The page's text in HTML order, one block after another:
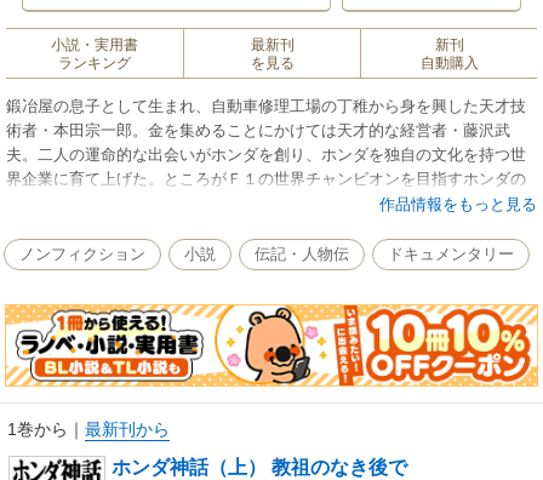
小説・実用書
ランキング
最新刊
を見る
新刊
自動購入
鍛冶屋の息子として生まれ、自動車修理工場の丁稚から身を興した天才技
術者・本田宗一郎。金を集めることにかけては天才的な経営者・藤沢武
夫。二人の運命的な出会いがホンダを創り、ホンダを独自の文化を持つ世
界企業に育て上げた。ところがＦ１の世界チャンピオンを目指すホンダの
足元を欠陥車騒動が揺るがした。藤沢は、水冷エンジンを嫌って、あくま
った――。第27回大宅賞受賞作品。
作品情報をもっと見る
ノンフィクション 小説 伝記・人物伝 ドキュメンタリー
1巻から ｜ 最新刊から
ホンダ神話（上） 教祖のなき後で